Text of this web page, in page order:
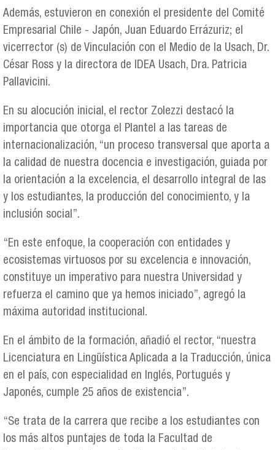
Además, estuvieron en conexión el presidente del Comité
Empresarial Chile - Japón, Juan Eduardo Errázuriz; el
vicerrector (s) de Vinculación con el Medio de la Usach, Dr.
César Ross y la directora de IDEA Usach, Dra. Patricia
Pallavicini.
En su alocución inicial, el rector Zolezzi destacó la
importancia que otorga el Plantel a las tareas de
internacionalización, “un proceso transversal que aporta a
la calidad de nuestra docencia e investigación, guiada por
la orientación a la excelencia, el desarrollo integral de las
y los estudiantes, la producción del conocimiento, y la
inclusión social”.
“En este enfoque, la cooperación con entidades y
ecosistemas virtuosos por su excelencia e innovación,
constituye un imperativo para nuestra Universidad y
refuerza el camino que ya hemos iniciado”, agregó la
máxima autoridad institucional.
En el ámbito de la formación, añadió el rector, “nuestra
Licenciatura en Lingüística Aplicada a la Traducción, única
en el país, con especialidad en Inglés, Portugués y
Japonés, cumple 25 años de existencia”.
“Se trata de la carrera que recibe a los estudiantes con
los más altos puntajes de toda la Facultad de